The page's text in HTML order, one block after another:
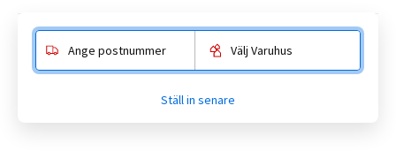
Enköpingsvägen 41, 177 38 Järfälla.
Ange postnummer Välj Varuhus
Ställ in senare